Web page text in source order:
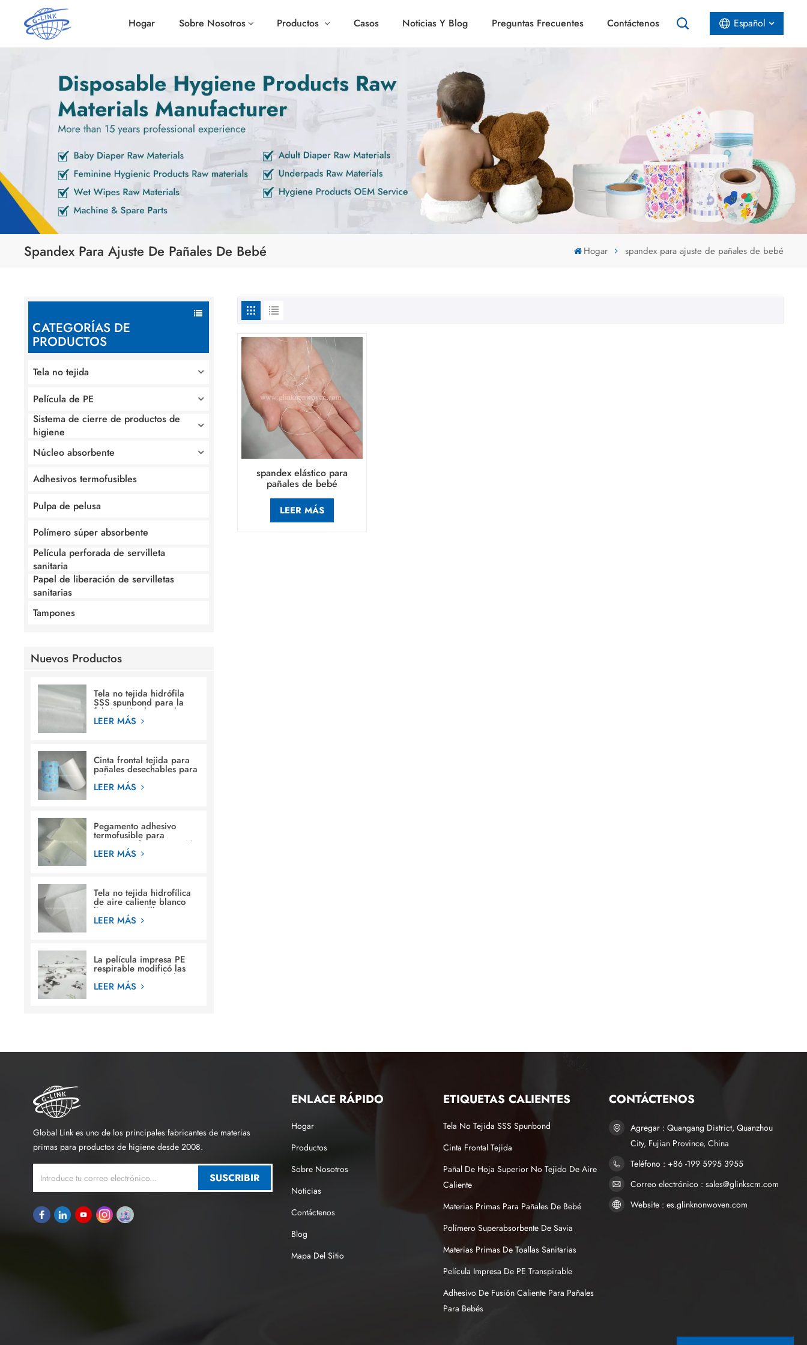
Hogar Sobre Nosotros Productos Casos Noticias Y Blog Preguntas Frecuentes Contáctenos Español
عربي
Spandex Para Ajuste De Pañales De Bebé Hogar spandex para ajuste de pañales de bebé
CATEGORÍAS DE
PRODUCTOS
Tela no tejida
Película de PE
Sistema de cierre de productos de
higiene
Núcleo absorbente
Adhesivos termofusibles
Pulpa de pelusa
Polímero súper absorbente
Película perforada de servilleta
sanitaria
Papel de liberación de servilletas
sanitarias
Tampones
Nuevos Productos
Tela no tejida hidrófila
SSS spunbond para la
fabricación de pañales
para bebés
LEER MÁS
Cinta frontal tejida para
pañales desechables para
bebés.
LEER MÁS
Pegamento adhesivo
termofusible para
estructura de construcción
en pañales para bebés
LEER MÁS
Tela no tejida hidrofílica
de aire caliente blanco
liso para servilleta
sanitaria femenina
LEER MÁS
La película impresa PE
respirable modificó las
materias primas de la
película de la hoja
LEER MÁS
spandex elástico para
pañales de bebé
LEER MÁS
Global Link es uno de los principales fabricantes de materias
primas para productos de higiene desde 2008.
SUSCRIBIR
ENLACE RÁPIDO
Hogar
Productos
Sobre Nosotros
Noticias
Contáctenos
Blog
Mapa Del Sitio
ETIQUETAS CALIENTES
Tela No Tejida SSS Spunbond
Cinta Frontal Tejida
Pañal De Hoja Superior No Tejido De Aire
Caliente
Materias Primas Para Pañales De Bebé
Polímero Superabsorbente De Savia
Materias Primas De Toallas Sanitarias
Película Impresa De PE Transpirable
Adhesivo De Fusión Caliente Para Pañales
Para Bebés
CONTÁCTENOS
Agregar : Quangang District, Quanzhou
City, Fujian Province, China
Teléfono : +86 -199 5995 3955
Correo electrónico : sales@glinkscm.com
Website : es.glinknonwoven.com